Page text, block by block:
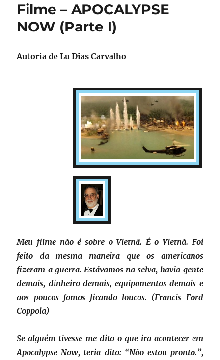
Filme – APOCALYPSE
NOW (Parte I)
Autoria de Lu Dias Carvalho
Meu filme não é sobre o Vietnã. É o Vietnã. Foi
feito da mesma maneira que os americanos
fizeram a guerra. Estávamos na selva, havia gente
demais, dinheiro demais, equipamentos demais e
aos poucos fomos ficando loucos. (Francis Ford
Coppola)
Se alguém tivesse me dito o que ira acontecer em
Apocalypse Now, teria dito: “Não estou pronto.”,